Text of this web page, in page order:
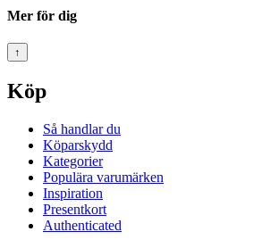
Mer för dig
↑
Köp
Så handlar du
Köparskydd
Kategorier
Populära varumärken
Inspiration
Presentkort
Authenticated